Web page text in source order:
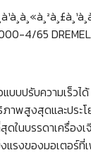
บบปรับความเร็วไ
าพสูงสุดและประโ
ดในบรรดาเครื่อง
แรงของมอเตอร์